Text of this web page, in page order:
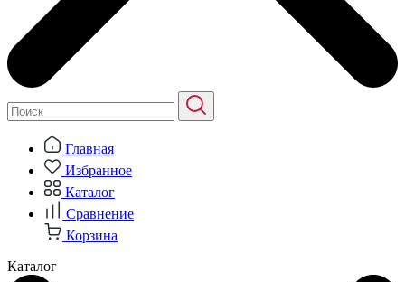
Главная
Избранное
Каталог
Сравнение
Корзина
Каталог